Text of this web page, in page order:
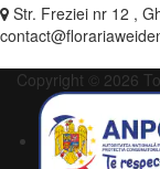
Str. Freziei nr 12 ,
Copyright © 2026